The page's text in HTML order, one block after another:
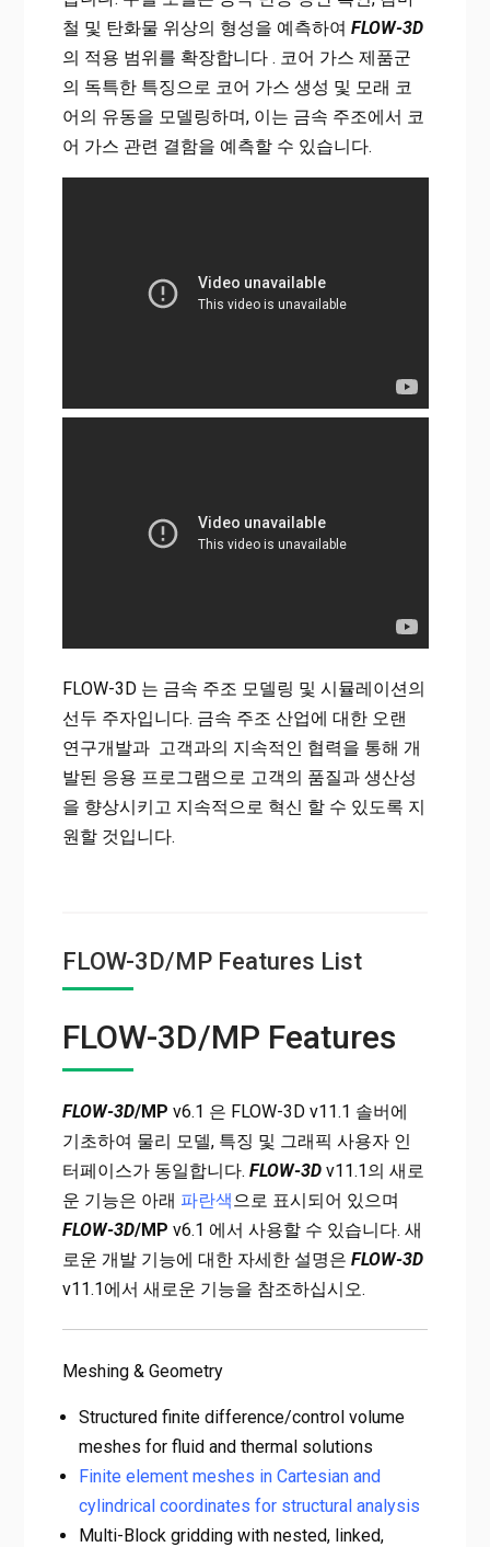
철 및 탄화물 위상의 형성을 예측하여 FLOW-3D
의 적용 범위를 확장합니다 . 코어 가스 제품군
의 독특한 특징으로 코어 가스 생성 및 모래 코
어의 유동을 모델링하며, 이는 금속 주조에서 코
어 가스 관련 결함을 예측할 수 있습니다.
FLOW-3D 는 금속 주조 모델링 및 시뮬레이션의
선두 주자입니다. 금속 주조 산업에 대한 오랜
연구개발과 고객과의 지속적인 협력을 통해 개
발된 응용 프로그램으로 고객의 품질과 생산성
을 향상시키고 지속적으로 혁신 할 수 있도록 지
원할 것입니다.
FLOW-3D/MP Features List
FLOW-3D/MP Features
FLOW-3D/MP v6.1 은 FLOW-3D v11.1 솔버에
기초하여 물리 모델, 특징 및 그래픽 사용자 인
터페이스가 동일합니다. FLOW-3Dv11.1의 새로
운 기능은 아래 파란색으로 표시되어 있으며
FLOW-3D/MP v6.1 에서 사용할 수 있습니다. 새
로운 개발 기능에 대한 자세한 설명은 FLOW-3D
v11.1에서 새로운 기능을 참조하십시오.
Meshing & Geometry
Structured finite difference/control volume
meshes for fluid and thermal solutions
Finite element meshes in Cartesian and
cylindrical coordinates for structural analysis
Multi-Block gridding with nested, linked,